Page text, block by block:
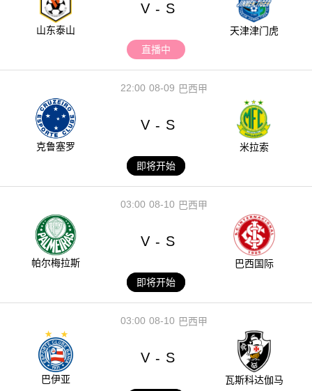
山东泰山
V - S
天津津门虎
直播中
08-09
22:00 巴西甲
克鲁塞罗
V - S
米拉索
即将开始
08-10
03:00 巴西甲
帕尔梅拉斯
V - S
巴西国际
即将开始
08-10
03:00 巴西甲
巴伊亚
V - S
瓦斯科达伽马